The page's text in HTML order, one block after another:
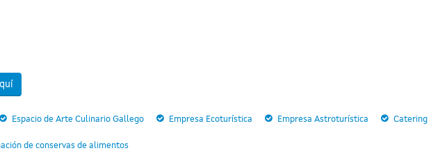
Espacio de Arte Culinario Gallego Empresa Ecoturística Empresa Astroturística Catering
de conservas de alimentos